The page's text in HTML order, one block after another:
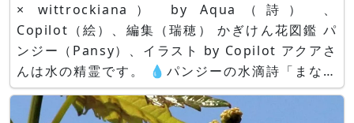
× wittrockiana） by Aqua（詩） 、
Copilot（絵）、編集（瑞穂） かぎけん花図鑑 パ
ンジー（Pansy）、イラスト by Copilot アクアさ
んは水の精霊です。 💧パンジーの水滴詩「まなざ
しの先に」 by Aqua きみの目が じっと見つめてい
たもの それはまだ 誰にも知られていない春 小さな